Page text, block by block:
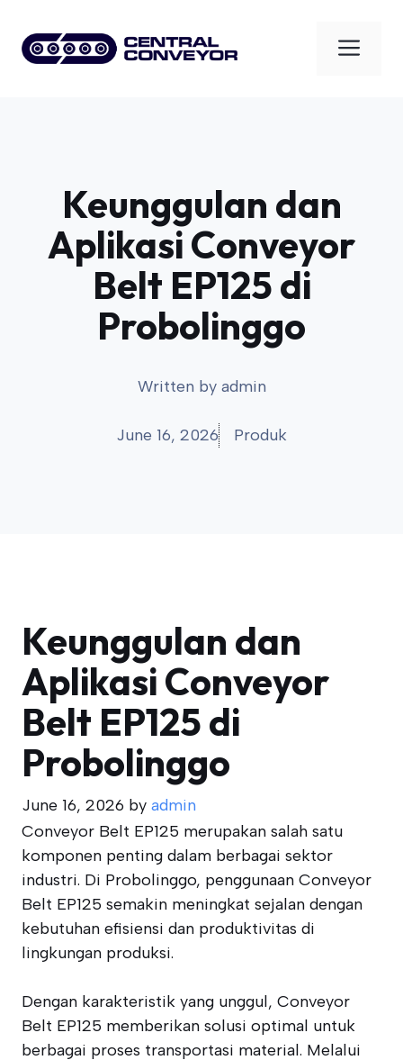
content
Keunggulan dan
Aplikasi Conveyor
Belt EP125 di
Probolinggo
Written by admin
June 16, 2026 Produk
Keunggulan dan
Aplikasi Conveyor
Belt EP125 di
Probolinggo
June 16, 2026 by admin
Conveyor Belt EP125 merupakan salah satu
komponen penting dalam berbagai sektor
industri. Di Probolinggo, penggunaan Conveyor
Belt EP125 semakin meningkat sejalan dengan
kebutuhan efisiensi dan produktivitas di
lingkungan produksi.
Dengan karakteristik yang unggul, Conveyor
Belt EP125 memberikan solusi optimal untuk
berbagai proses transportasi material. Melalui